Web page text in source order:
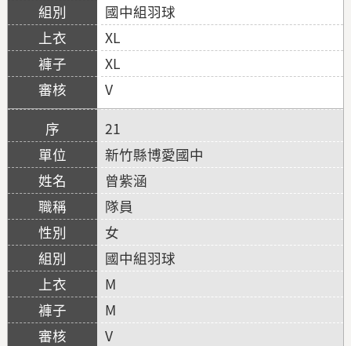
國中組羽球
XL
XL
V
21
新竹縣博愛國中
曾紫涵
隊員
女
國中組羽球
M
M
V